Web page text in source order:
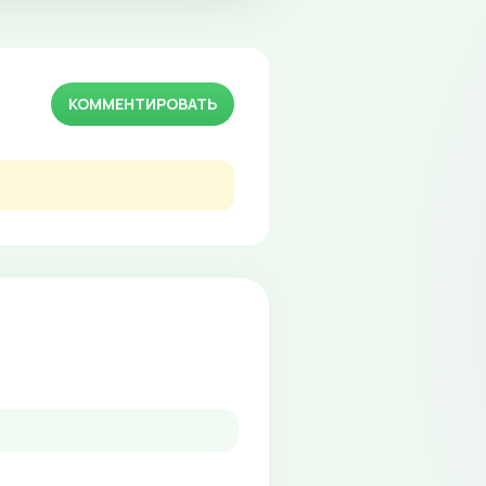
КОММЕНТИРОВАТЬ